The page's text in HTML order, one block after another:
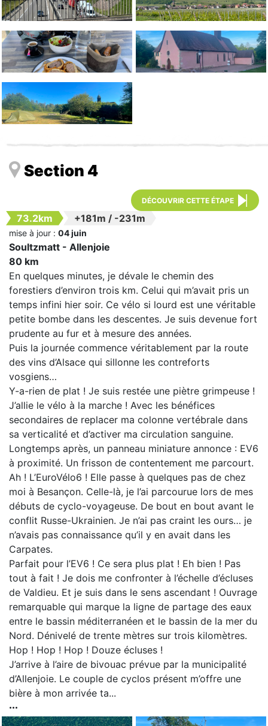
Section 4
DÉCOUVRIR CETTE ÉTAPE
73.2km +181m / -231m
mise à jour : 04 juin
Soultzmatt - Allenjoie
80 km
En quelques minutes, je dévale le chemin des
forestiers d’environ trois km. Celui qui m’avait pris un
temps infini hier soir. Ce vélo si lourd est une véritable
petite bombe dans les descentes. Je suis devenue fort
prudente au fur et à mesure des années.
Puis la journée commence véritablement par la route
des vins d’Alsace qui sillonne les contreforts
vosgiens…
Y-a-rien de plat ! Je suis restée une piètre grimpeuse !
J’allie le vélo à la marche ! Avec les bénéfices
secondaires de replacer ma colonne vertébrale dans
sa verticalité et d’activer ma circulation sanguine.
Longtemps après, un panneau miniature annonce : EV6
à proximité. Un frisson de contentement me parcourt.
Ah ! L’EuroVélo6 ! Elle passe à quelques pas de chez
moi à Besançon. Celle-là, je l’ai parcourue lors de mes
débuts de cyclo-voyageuse. De bout en bout avant le
conflit Russe-Ukrainien. Je n’ai pas craint les ours… je
n’avais pas connaissance qu’il y en avait dans les
Carpates.
Parfait pour l’EV6 ! Ce sera plus plat ! Eh bien ! Pas
tout à fait ! Je dois me confronter à l’échelle d’écluses
de Valdieu. Et je suis dans le sens ascendant ! Ouvrage
remarquable qui marque la ligne de partage des eaux
entre le bassin méditerranéen et le bassin de la mer du
Nord. Dénivelé de trente mètres sur trois kilomètres.
Hop ! Hop ! Hop ! Douze écluses !
J’arrive à l’aire de bivouac prévue par la municipalité
d’Allenjoie. Le couple de cyclos présent m’offre une
bière à mon arrivée ta...